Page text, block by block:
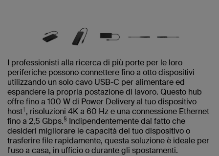
I professionisti alla ricerca di più porte per le loro
periferiche possono connettere fino a otto dispositivi
utilizzando un solo cavo USB-C per alimentare ed
espandere la propria postazione di lavoro. Questo hub
offre fino a 100 W di Power Delivery al tuo dispositivo
host†, risoluzioni 4K a 60 Hz e una connessione Ethernet
fino a 2,5 Gbps.§ Indipendentemente dal fatto che
desideri migliorare le capacità del tuo dispositivo o
trasferire file rapidamente, questa soluzione è ideale per
l'uso a casa, in ufficio o durante gli spostamenti.